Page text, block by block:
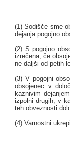
(1) Sodišče sme
dejanja pogojno
(2) S pogojno
izrečena, če
ne daljši od petih
(3) V pogojni
obsojenec v
kaznivim
izpolni drugih, v
teh obveznosti
(4) Varnostni